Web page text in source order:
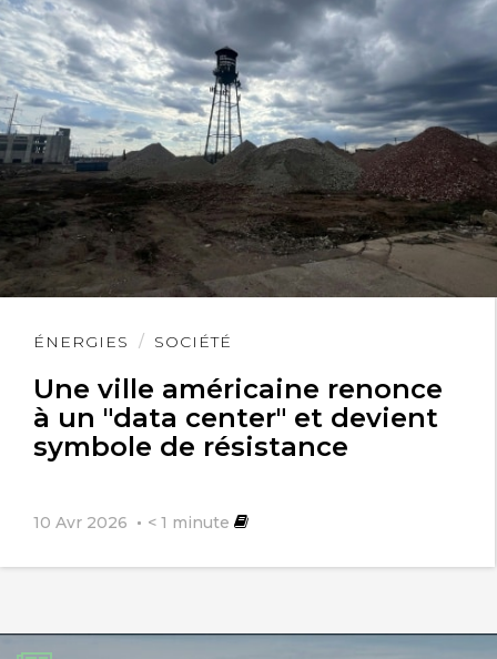
ÉNERGIES SOCIÉTÉ
Une ville américaine renonce
à un "data center" et devient
symbole de résistance
10 Avr 2026 < 1 minute
Lire